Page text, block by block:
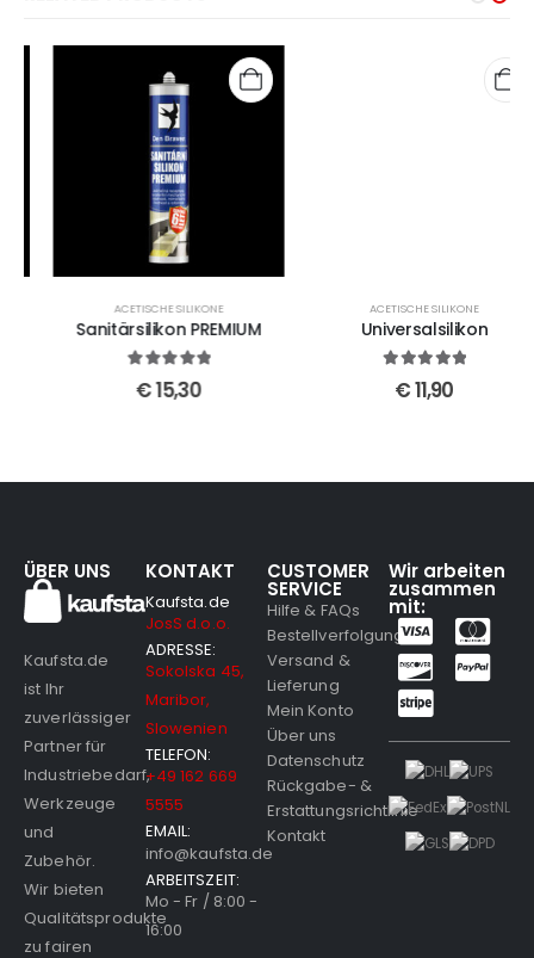
ACETISCHE SILIKONE
Sanitärsilikon PREMIUM
out of 5
15,30
ACETISCHE SILIKONE
Universalsilikon
out of 5
11,90
ÜBER UNS
Kaufsta.de
ist Ihr
zuverlässiger
Partner für
Industriebedarf,
Werkzeuge
und
Zubehör.
Wir bieten
Qualitätsprodukte
zu fairen
KONTAKT
Kaufsta.de
JosS d.o.o.
ADRESSE:
Sokolska 45,
Maribor,
Slowenien
TELEFON:
+49 162 669
5555
EMAIL:
info@kaufsta.de
ARBEITSZEIT:
Mo - Fr / 8:00 -
16:00
CUSTOMER
SERVICE
Hilfe & FAQs
Bestellverfolgung
Versand &
Lieferung
Mein Konto
Über uns
Datenschutz
Rückgabe- &
Erstattungsrichtlinie
Kontakt
Wir arbeiten
zusammen
mit: